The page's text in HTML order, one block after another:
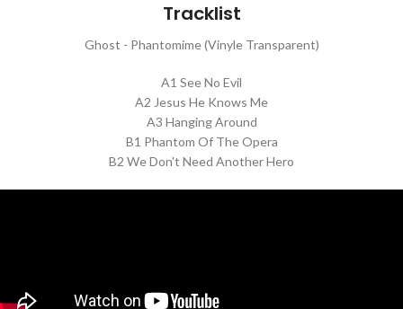
Tracklist
Ghost - Phantomime (Vinyle Transparent)
A1 See No Evil
A2 Jesus He Knows Me
A3 Hanging Around
B1 Phantom Of The Opera
B2 We Don't Need Another Hero